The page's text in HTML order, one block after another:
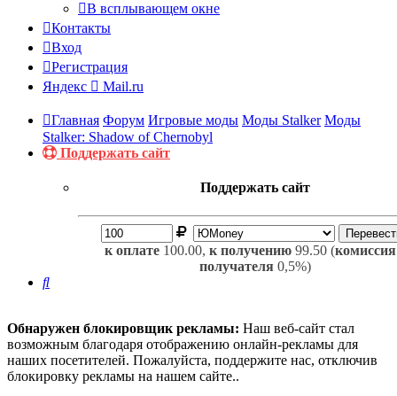
В всплывающем окне
Контакты
Вход
Регистрация
Яндекс
Mail.ru
Главная Форум Игровые моды Моды Stalker Моды
Stalker: Shadow of Chernobyl
Поддержать сайт
Поддержать сайт
к оплате 100.00, к получению 99.50 (
получателя 0,5%)
Поиск
Обнаружен блокировщик рекламы: Наш веб-сайт стал
возможным благодаря отображению онлайн-рекламы для
наших посетителей. Пожалуйста, поддержите нас, отключив
блокировку рекламы на нашем сайте..